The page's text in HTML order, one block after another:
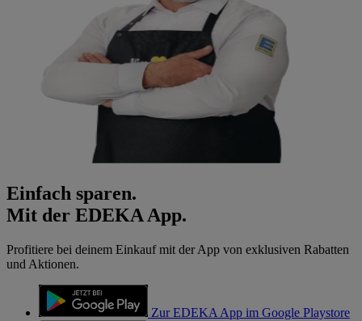
Einfach sparen.
Mit der EDEKA App.
Profitiere bei deinem Einkauf mit der App von exklusiven Rabatten
und Aktionen.
Zur EDEKA App im Google Playstore